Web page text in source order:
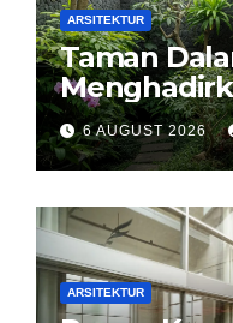
ARSITEKTUR
Taman
Harmonis
dan Alam
6 AUGUST 2026
ARSITEKTUR